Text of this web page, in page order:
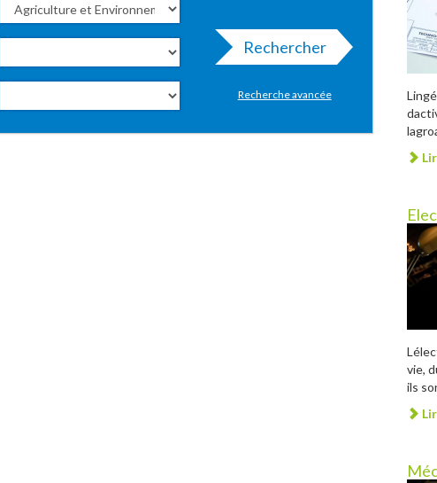
Rechercher
Recherche avancée
vie,
ils